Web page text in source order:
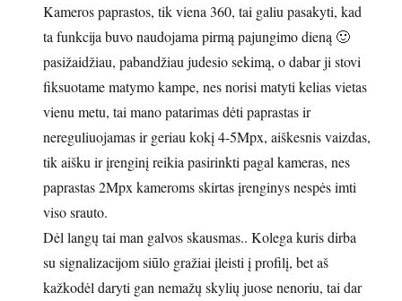
Kameros paprastos, tik viena 360, tai galiu pasakyti, kad
ta funkcija buvo naudojama pirmą pajungimo dieną 🙂
pasižaidžiau, pabandžiau judesio sekimą, o dabar ji stovi
fiksuotame matymo kampe, nes norisi matyti kelias vietas
vienu metu, tai mano patarimas dėti paprastas ir
nereguliuojamas ir geriau kokį 4-5Mpx, aiškesnis vaizdas,
tik aišku ir įrenginį reikia pasirinkti pagal kameras, nes
paprastas 2Mpx kameroms skirtas įrenginys nespės imti
viso srauto.
Dėl langų tai man galvos skausmas.. Kolega kuris dirba
su signalizacijom siūlo gražiai įleisti į profilį, bet aš
kažkodėl daryti gan nemažų skylių juose nenoriu, tai dar